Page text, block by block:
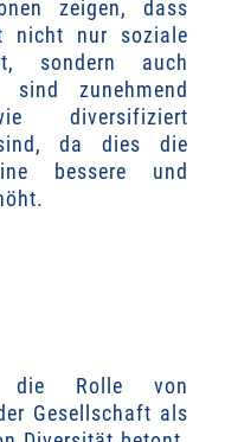
zeigen, dass
nicht nur soziale
sondern auch
sind zunehmend
diversifiziert
sind, da dies die
bessere und
die Rolle von
Gesellschaft als